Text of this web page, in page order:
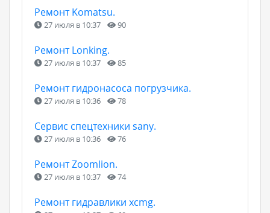
Ремонт Komatsu.
27 июля в 10:37 90
Ремонт Lonking.
27 июля в 10:37 85
Ремонт гидронасоса погрузчика.
27 июля в 10:36 78
Сервис спецтехники sany.
27 июля в 10:36 76
Ремонт Zoomlion.
27 июля в 10:37 74
Ремонт гидравлики xcmg.